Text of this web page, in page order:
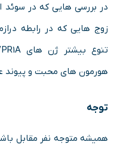
در بررسی هایی که در
زوج هایی که در رابطه
هورمون های محبت و پیوند
توجه
همیشه متوجه نفر مقابل